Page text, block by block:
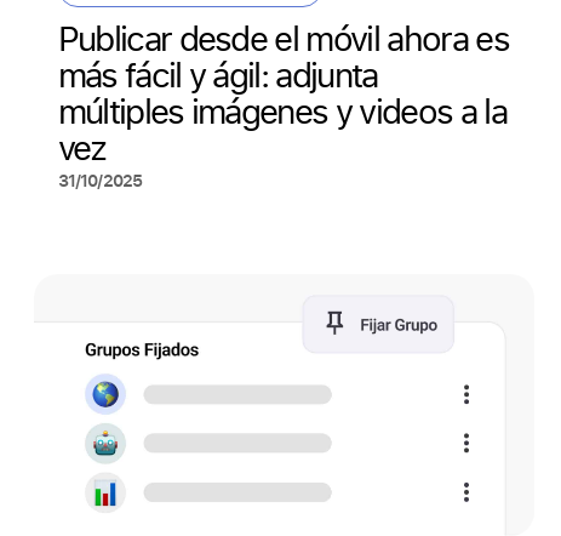
Publicar desde el móvil ahora es
más fácil y ágil: adjunta
múltiples imágenes y videos a la
vez
31/10/2025